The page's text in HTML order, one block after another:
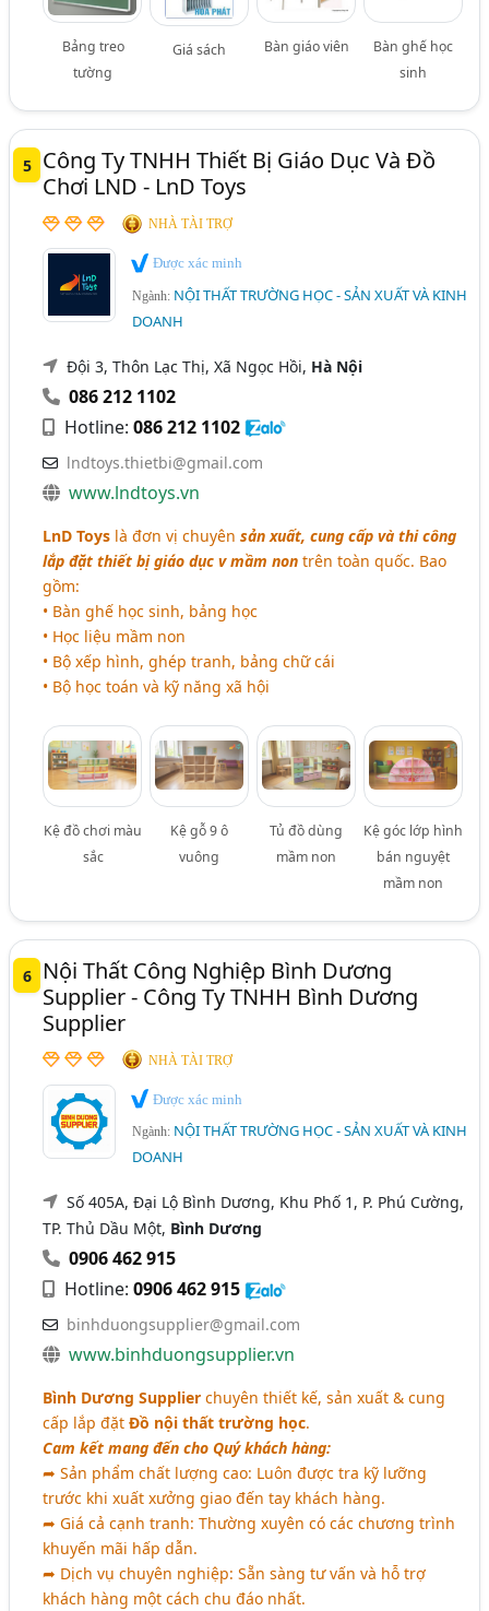
Bảng treo
tường
Giá sách Bàn giáo viên
Bàn ghế học
sinh
5
Công Ty TNHH Thiết Bị Giáo Dục Và Đồ
Chơi LND - LnD Toys
NHÀ TÀI TRỢ
Được xác minh
Ngành: NỘI THẤT TRƯỜNG HỌC - SẢN XUẤT VÀ KINH
DOANH
Đội 3, Thôn Lạc Thị, Xã Ngọc Hồi, Hà Nội
086 212 1102
Hotline:086 212 1102
lndtoys.thietbi@gmail.com
www.lndtoys.vn
LnD Toys là đơn vị chuyênsản xuất, cung cấp và thi công
lắp đặt thiết bị giáo dục v mầm non trên toàn quốc. Bao
gồm:
• Bàn ghế học sinh, bảng học
• Học liệu mầm non
• Bộ xếp hình, ghép tranh, bảng chữ cái
• Bộ học toán và kỹ năng xã hội
Kệ đồ chơi màu
sắc
Kệ gỗ 9 ô
vuông
Tủ đồ dùng
mầm non
Kệ góc lớp hình
bán nguyệt
mầm non
6
Nội Thất Công Nghiệp Bình Dương
Supplier - Công Ty TNHH Bình Dương
Supplier
NHÀ TÀI TRỢ
Được xác minh
Ngành: NỘI THẤT TRƯỜNG HỌC - SẢN XUẤT VÀ KINH
DOANH
Số 405A, Đại Lộ Bình Dương, Khu Phố 1, P. Phú Cường,
TP. Thủ Dầu Một, Bình Dương
0906 462 915
Hotline:0906 462 915
binhduongsupplier@gmail.com
www.binhduongsupplier.vn
Bình Dương Supplier chuyên thiết kế, sản xuất & cung
cấp lắp đặtĐồ nội thất trường học.
Cam kết mang đến cho Quý khách hàng:
➦ Sản phẩm chất lượng cao: Luôn được tra kỹ lưỡng
trước khi xuất xưởng giao đến tay khách hàng.
➦ Giá cả cạnh tranh: Thường xuyên có các chương trình
khuyến mãi hấp dẫn.
➦ Dịch vụ chuyên nghiệp: Sẵn sàng tư vấn và hỗ trợ
khách hàng một cách chu đáo nhất.